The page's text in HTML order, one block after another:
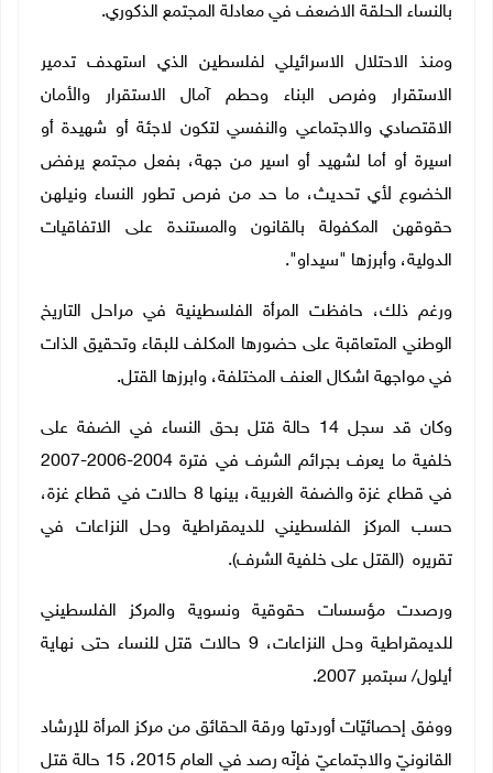
بالنساء الحلقة الاضعف في معادلة المجتمع الذكوري.
ومنذ الاحتلال الاسرائيلي لفلسطين الذي استهدف تدمير
الاستقرار وفرص البناء وحطم آمال الاستقرار والأمان
الاقتصادي والاجتماعي والنفسي لتكون لاجئة أو شهيدة أو
اسيرة أو أما لشهيد أو اسير من جهة، بفعل مجتمع يرفض
الخضوع لأي تحديث، ما حد من فرص تطور النساء ونيلهن
حقوقهن المكفولة بالقانون والمستندة على الاتفاقيات
الدولية، وأبرزها "سيداو".
ورغم ذلك، حافظت المرأة الفلسطينية في مراحل التاريخ
الوطني المتعاقبة على حضورها المكلف للبقاء وتحقيق الذات
في مواجهة اشكال العنف المختلفة، وابرزها القتل.
وكان قد سجل 14 حالة قتل بحق النساء في الضفة على
خلفية ما يعرف بجرائم الشرف
في فترة 2004-2006-2007
في قطاع غزة والضفة الغربية، بينها 8 حالات في قطاع غزة،
حسب المركز الفلسطيني للديمقراطية وحل النزاعات في
تقريره (القتل على خلفية الشرف(
.
ورصدت مؤسسات حقوقية ونسوية والمركز الفلسطيني
للديمقراطية وحل النزاعات، 9 حالات قتل للنساء
حتى نهاية
أيلول/ سبتمبر 2007.
ووفق إحصائيّات أوردتها ورقة الحقائق من مركز المرأة للإرشاد
القانونيّ والاجتماعيّ فإنّه رصد في العام 2015، 15 حالة قتل